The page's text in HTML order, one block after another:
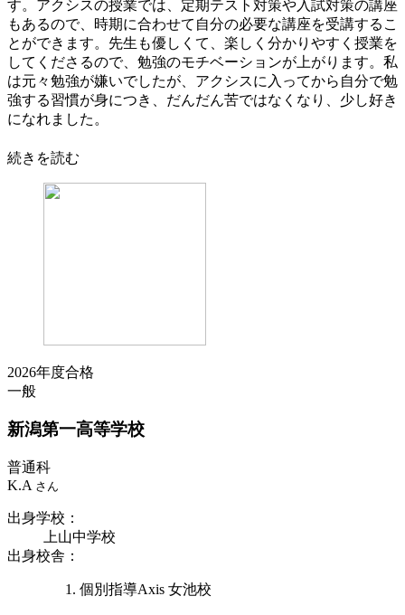
す。アクシスの授業では、定期テスト対策や入試対策の講座
もあるので、時期に合わせて自分の必要な講座を受講するこ
とができます。先生も優しくて、楽しく分かりやすく授業を
してくださるので、勉強のモチベーションが上がります。私
は元々勉強が嫌いでしたが、アクシスに入ってから自分で勉
強する習慣が身につき、だんだん苦ではなくなり、少し好き
になれました。
続きを読む
2026年度合格
一般
新潟第一高等学校
普通科
K.A さん
出身学校 ：
上山中学校
出身校舎 ：
個別指導Axis 女池校